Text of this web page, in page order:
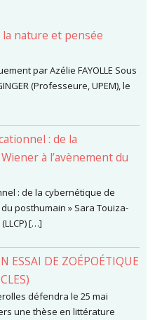
la nature et pensée
par Azélie FAYOLLE Sous
(Professeure, UPEM), le
: de la
à l’avènement du
: de la cybernétique de
posthumain » Sara Touiza-
[…]
ESSAI DE ZOÉPOÉTIQUE
défendra le 25 mai
une thèse en littérature